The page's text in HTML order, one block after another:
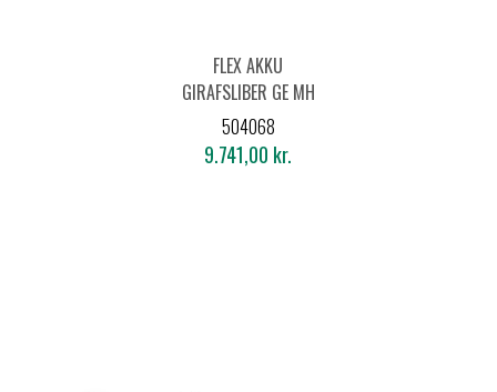
FLEX AKKU
GIRAFSLIBER GE MH
18.0-EC/5.0 SÆT +
MH-X
504068
9.741,00 kr.